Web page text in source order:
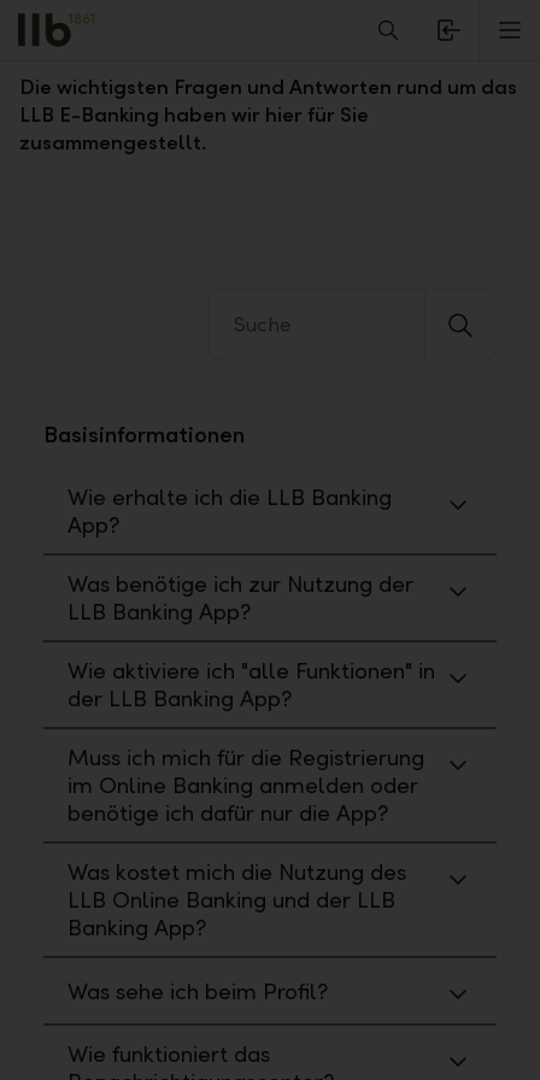
Alerts.Headline
Fragen und Antworten zum LLB E-Banking
Die wichtigsten Fragen und Antworten rund um das
LLB E-Banking haben wir hier für Sie
zusammengestellt.
Basisinformationen
Wie erhalte ich die LLB Banking
App?
Was benötige ich zur Nutzung der
LLB Banking App?
Wie aktiviere ich "alle Funktionen" in
der LLB Banking App?
Muss ich mich für die Registrierung
im Online Banking anmelden oder
benötige ich dafür nur die App?
Was kostet mich die Nutzung des
LLB Online Banking und der LLB
Banking App?
Was sehe ich beim Profil?
Wie funktioniert das